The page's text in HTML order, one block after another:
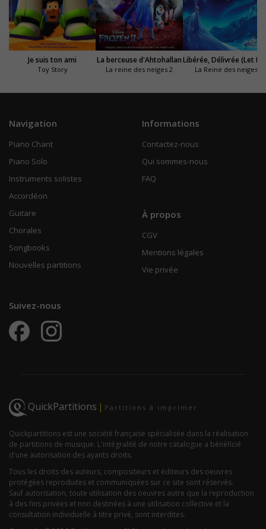
Je suis ton ami
Toy Story
La berceuse d'Ahtohallan
La reine des neiges 2 La Reine des neiges
Navigation
Piano Chant
Piano Solo
Instruments solistes
Accordéon
Guitare
Chorales
Songbooks
Nouvelles partitions
Informations
Contactez-nous
Qui sommes-nous
FAQ
À propos
CGV
Mentions légales
Vie privée
Suivez-nous
QuickPartitions | Partitions à imprimer
Quickpartitions est une société française spécialisée dans la réalisation
de partitions de musique. L'intégralité de notre catalogue a bénéficié
d'une autorisation des ayants droits.
Tous les droits des auteurs, compositeurs et éditeurs des oeuvres
protégées reproduites et communiquées sur ce site sont réservés.
Sauf autorisation, toute utilisation des oeuvres autre que la reproduction
à des fins privées et non destinées à une utilisation collective et la
consultation individuelle à titre privé, sont interdites.